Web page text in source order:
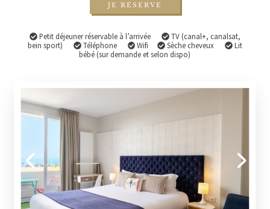
JE RÉSERVE
Petit déjeuner réservable à l’arrivée
TV (canal+, canalsat,
bein sport)
Téléphone Wifi Sèche cheveux
Lit
bébé (sur demande et selon dispo)